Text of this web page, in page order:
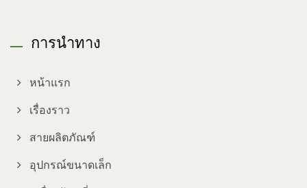
การนำทาง
หน้าแรก
เรื่องราว
สายผลิตภัณฑ์
อุปกรณ์ขนาดเล็ก